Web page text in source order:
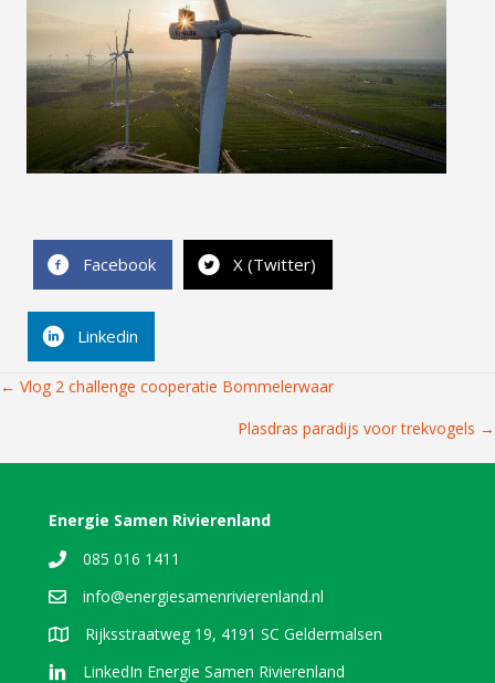
Facebook X (Twitter)
Linkedin
Posts
← Vlog 2 challenge cooperatie Bommelerwaar
Plasdras paradijs voor trekvogels →
Energie Samen Rivierenland
085 016 1411
info@energiesamenrivierenland.nl
Rijksstraatweg 19, 4191 SC Geldermalsen
LinkedIn Energie Samen Rivierenland